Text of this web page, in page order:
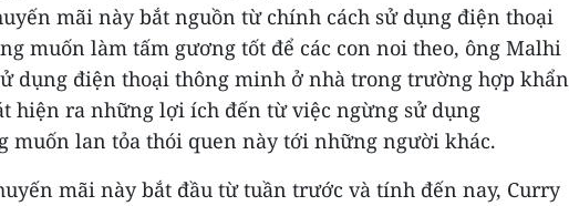
mãi này bắt nguồn từ chính cách sử dụng điện thoại
muốn làm tấm gương tốt để các con noi theo, ông Malhi
dụng điện thoại thông minh ở nhà trong trường hợp khẩn
hiện ra những lợi ích đến từ việc ngừng sử dụng
muốn lan tỏa thói quen này tới những người khác.
mãi này bắt đầu từ tuần trước và tính đến nay, Curry